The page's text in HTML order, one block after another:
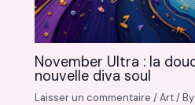
November Ultra : la
nouvelle diva soul
Laisser un commentaire /Art/ By